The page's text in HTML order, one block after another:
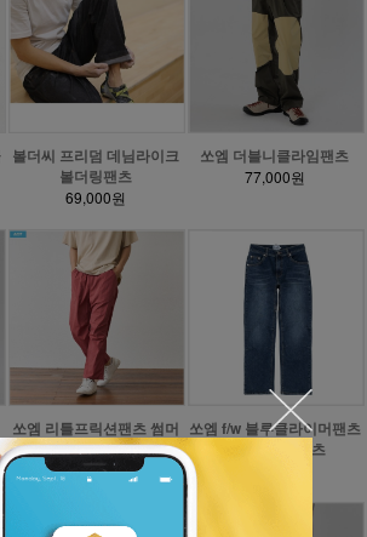
볼더씨 프리덤 데님라이크
볼더링팬츠
69,000원
쏘엠 더블니클라임팬츠
77,000원
쏘엠 리틀프릭션팬츠 썸머
팬츠
56,000원
쏘엠 f/w 블루클라이머팬츠
데님볼더링팬츠